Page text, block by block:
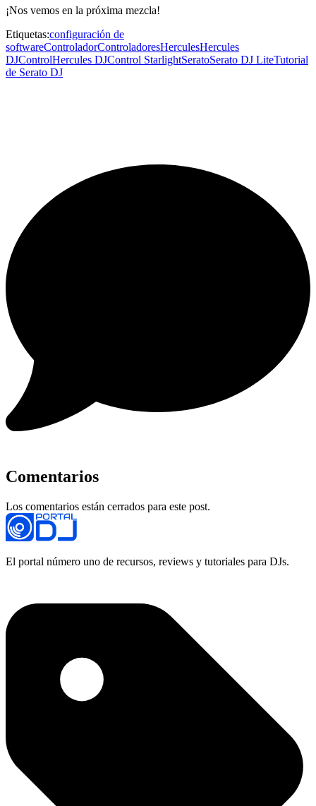
¡Nos vemos en la próxima mezcla!
Etiquetas:configuración de
softwareControladorControladoresHerculesHercules
DJControlHercules DJControl StarlightSeratoSerato DJ LiteTutorial
de Serato DJ
Comentarios
Los comentarios están cerrados para este post.
El portal número uno de recursos, reviews y tutoriales para DJs.